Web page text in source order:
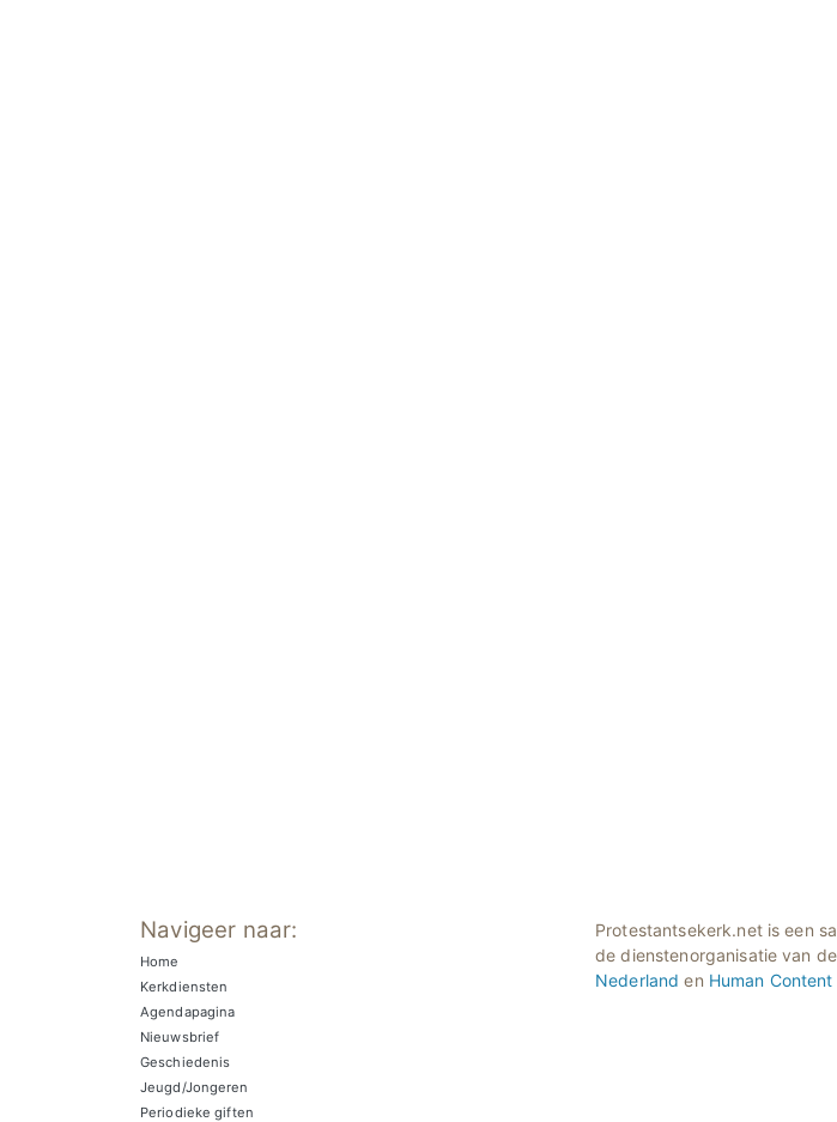
Navigeer naar:
Home
Kerkdiensten
Agendapagina
Nieuwsbrief
Geschiedenis
Jeugd/Jongeren
Periodieke giften
Protestantsekerk.net is een
de dienstenorganisatie van de
Nederland en Human